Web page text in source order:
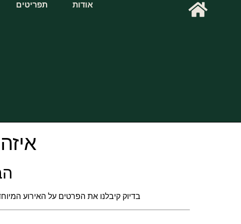
אודות תפריטים
בדיוק קיבלנו את הפרטים על האירוע